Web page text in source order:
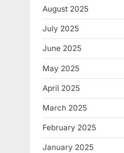
August 2025
July 2025
June 2025
May 2025
April 2025
March 2025
February 2025
January 2025